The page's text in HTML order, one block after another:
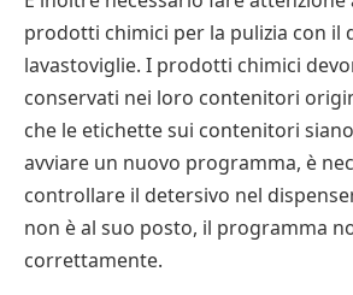
prodotti chimici per la pulizia con il
lavastoviglie. I prodotti chimici
conservati nei loro contenitori
che le etichette sui contenitori
avviare un nuovo programma, è
controllare il detersivo nel
non è al suo posto, il programma
correttamente.